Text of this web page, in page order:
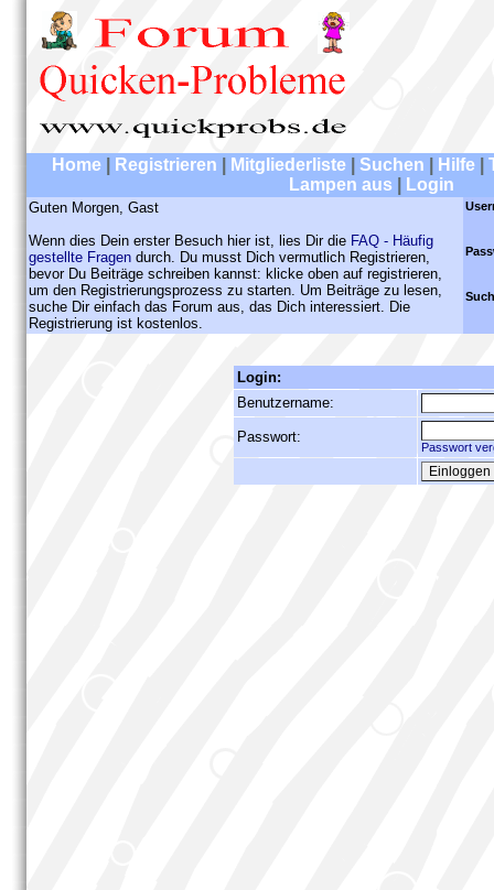
Home Registrieren Mitgliederliste Suchen Hilfe
Lampen aus
Login
Guten Morgen, Gast
Wenn dies Dein erster Besuch hier ist, lies Dir die FAQ - Häufig
gestellte Fragen durch. Du musst Dich vermutlich Registrieren,
bevor Du Beiträge schreiben kannst: klicke oben auf registrieren,
um den Registrierungsprozess zu starten. Um Beiträge zu lesen,
suche Dir einfach das Forum aus, das Dich interessiert. Die
Registrierung ist kostenlos.
Login:
Benutzername:
Passwort:
Passwort